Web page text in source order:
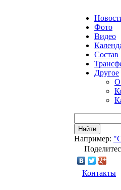
Фото
Видео
Состав
Другое
О
Найти
Например:
Контакты